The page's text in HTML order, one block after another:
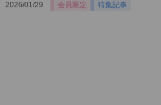
2026/01/29 会員限定 特集記事